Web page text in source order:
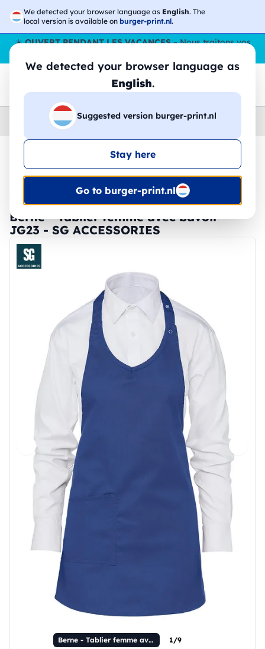
We detected your browser language as English. The
local version is available on burger-print.nl.
We detected your browser language as
English.
Suggested version burger-print.nl
Stay here
Go to burger-print.nl
☀️OUVERT PENDANT LES VACANCES– Nous traitons vos
Accessoires › tabliers-personnalises
🔥 Impression DTF à -30 %
Berne - Tablier femme avec bavoir -
JG23 - SG ACCESSORIES
Berne - Tablier femme avec bavoir 1/9